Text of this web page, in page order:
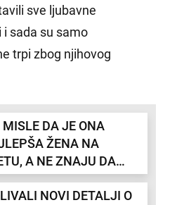
sve ljubavne
sada su samo
trpi zbog njihovog
MISLE DA JE ONA
ŽENA NA
A NE ZNAJU DA
OD NEIZLEČIVE
Manekenka ima
NOVI DETALJI O